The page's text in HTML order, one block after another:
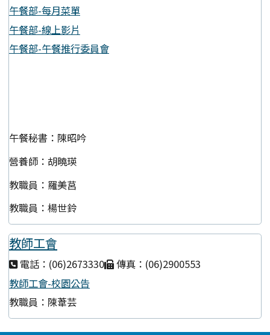
午餐部-每月菜單
午餐部-線上影片
午餐部-午餐推行委員會
午餐秘書：陳昭吟
營養師：胡曉瑛
教職員：羅美莒
教職員：楊世鈴
教師工會
電話：(06)2673330
傳真：(06)2900553
教師工會-校園公告
教職員：陳葦芸